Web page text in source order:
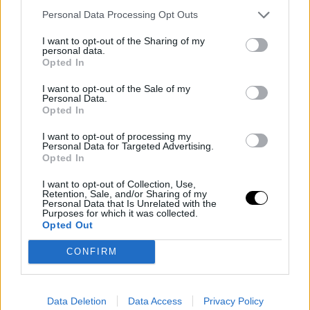
Personal Data Processing Opt Outs
I want to opt-out of the Sharing of my
personal data.
Opted In
I want to opt-out of the Sale of my
Personal Data.
Opted In
I want to opt-out of processing my
Personal Data for Targeted Advertising.
Opted In
I want to opt-out of Collection, Use,
Retention, Sale, and/or Sharing of my
Personal Data that Is Unrelated with the
Purposes for which it was collected.
Opted Out
CONFIRM
Data Deletion Data Access Privacy Policy
Sergio Llull 9 puntos, Nicolás Laprovittola 9 puntos… El
que peor ha estado hoy ha sido Walter Tavares (5
puntos y 5 rebotes), que ha terminado expulsado por
Precisamente ha sido Brandon Davies quien ha
desquiciado a Tavares durante el partido. El
estadounidense se ha convertido en el mejor jugador
del Barça tras lograr 23 puntos, 4 rebotes, 3 asistencias
y 20 de valoración. Nikola Mirotic ha estado algo
desaparecido para lo que se esperaba de él. Su acierto
en los tiros libres le ha llevado hasta los 14 puntos.
De esta manera, el Madrid se ha proclamado campeón
de la Supercopa por segundo año consecutivo. Un